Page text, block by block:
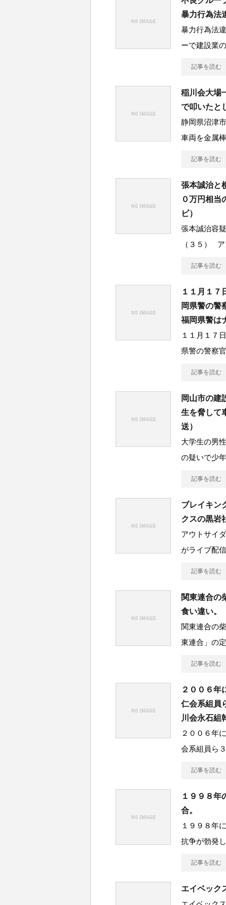
暴力行為法
暴力行為法
ーで建設業
記事を読む
稲川会大場
で叩いたと
静岡県沼津
車両を金属
記事を読む
張本誠治と
０万円相当
ビ）
張本誠治容
（３５）
記事を読む
１１月１７
岡県警の警
福岡県警は
１１月１７
県警の警察
記事を読む
岡山市の建
生を脅して
送）
大学生の男
の疑いで少
記事を読む
ブレイキン
クスの黒岩
アウトサイ
がライブ配
記事を読む
関東連合の
食い違い。
関東連合の
東連合」の
記事を読む
２００６年
仁会系組員
川会永石組
２００６年
会系組員ら
記事を読む
１９９８年
合。
１９９８年
抗争が勃発
記事を読む
エイベック